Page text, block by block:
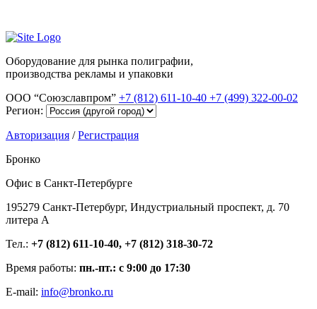
Оборудование для рынка полиграфии,
производства рекламы и упаковки
ООО “Союзславпром” +7 (812) 611-10-40 +7 (499) 322-00-02
Регион:
Авторизация /Регистрация
Бронко
Офис в Санкт-Петербурге
195279 Санкт-Петербург, Индустриальный проспект, д. 70
литера А
Тел.: +7 (812) 611-10-40, +7 (812) 318-30-72
Время работы: пн.-пт.: с 9:00 до 17:30
E-mail: info@bronko.ru